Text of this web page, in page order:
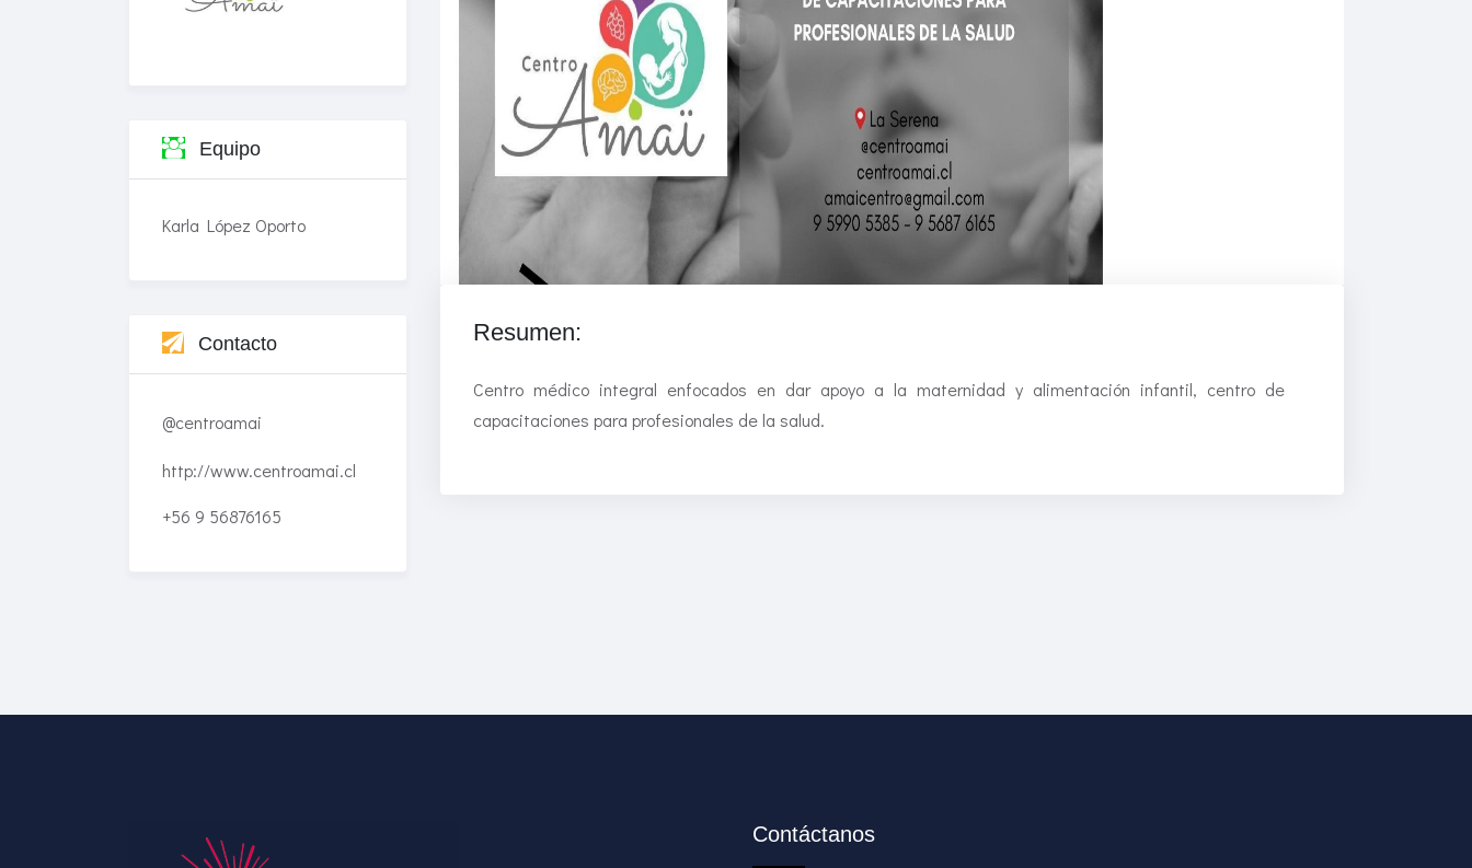
Equipo
Karla López Oporto
Contacto
@centroamai
http://www.centroamai.cl
+56 9 56876165
Get unlimited access to 2,000
Join Now
Resumen:
Centro médico integral enfocados en dar apoyo a la maternidad y alimentación infantil, centro de
capacitaciones para profesionales de la salud.
Contáctanos